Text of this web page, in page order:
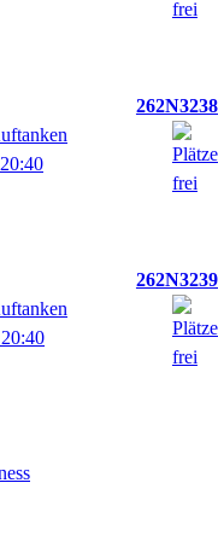
262N3238
262N3239